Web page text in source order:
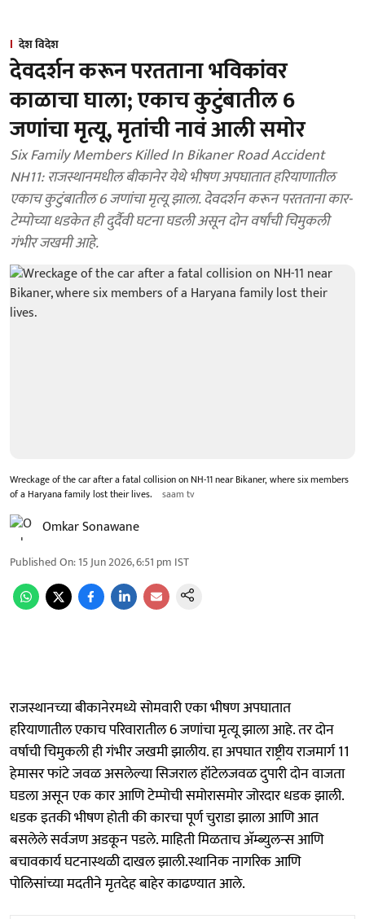
देश विदेश
देवदर्शन करून परतताना भविकांवर
काळाचा घाला; एकाच कुटुंबातील 6
जणांचा मृत्यू, मृतांची नावं आली समोर
Six Family Members Killed In Bikaner Road Accident
NH11: राजस्थानमधील बीकानेर येथे भीषण अपघातात हरियाणातील
एकाच कुटुंबातील 6 जणांचा मृत्यू झाला. देवदर्शन करून परतताना कार-
टेम्पोच्या धडकेत ही दुर्दैवी घटना घडली असून दोन वर्षांची चिमुकली
गंभीर जखमी आहे.
Wreckage of the car after a fatal collision on NH-11 near Bikaner, where six members
of a Haryana family lost their lives.
saam tv
Omkar Sonawane
Published On:15 Jun 2026, 6:51 pm IST
राजस्थानच्या बीकानेरमध्ये सोमवारी एका भीषण अपघातात
हरियाणातील एकाच परिवारातील 6 जणांचा मृत्यू झाला आहे. तर दोन
वर्षाची चिमुकली ही गंभीर जखमी झालीय. हा अपघात राष्ट्रीय राजमार्ग 11
हेमासर फांटे जवळ असलेल्या सिजराल हॉटेलजवळ दुपारी दोन वाजता
घडला असून एक कार आणि टेम्पोची समोरासमोर जोरदार धडक झाली.
धडक इतकी भीषण होती की कारचा पूर्ण चुराडा झाला आणि आत
बसलेले सर्वजण अडकून पडले. माहिती मिळताच अ‍ॅम्ब्युलन्स आणि
बचावकार्य घटनास्थळी दाखल झाली.स्थानिक नागरिक आणि
पोलिसांच्या मदतीने मृतदेह बाहेर काढण्यात आले.